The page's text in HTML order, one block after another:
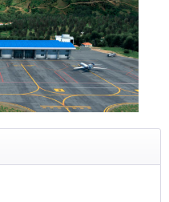
Airport Rio de Janeiro
V2.0 XP